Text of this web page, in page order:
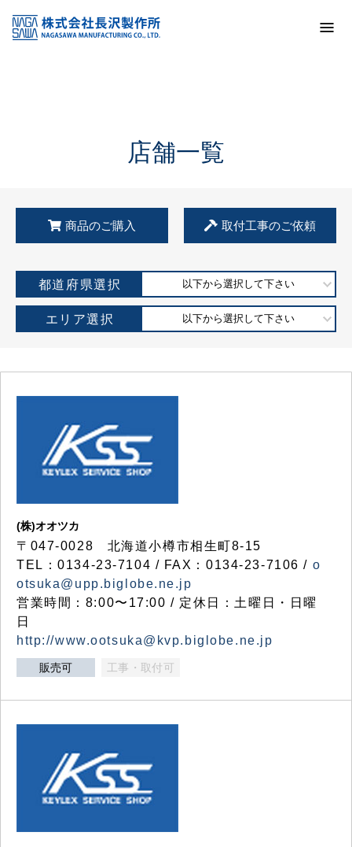
KSS加盟店・取扱店情報
店舗一覧
店舗一覧
商品のご購入 取付工事のご依頼
都道府県選択 以下から選択して下さい
エリア選択 以下から選択して下さい
(株)オオツカ
〒047-0028 北海道小樽市相生町8-15
TEL：0134-23-7104 / FAX：0134-23-7106 / o
otsuka@upp.biglobe.ne.jp
営業時間：8:00〜17:00 / 定休日：土曜日・日曜
日
http://www.ootsuka@kvp.biglobe.ne.jp
販売可 工事・取付可